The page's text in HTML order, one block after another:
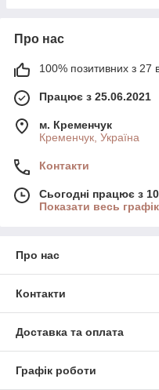
Про нас
100% позитивних з 27
Працює з 25.06.2021
м. Кременчук
Кременчук, Україна
Контакти
Сьогодні працює з
Показати весь
Про нас
Контакти
Доставка та оплата
Графік роботи